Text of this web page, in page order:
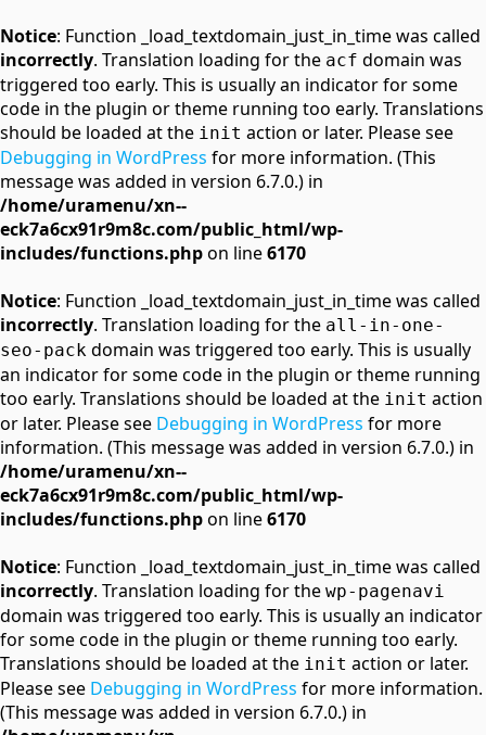
Notice: Function _load_textdomain_just_in_time was called
incorrectly. Translation loading for the acf domain was
triggered too early. This is usually an indicator for some
code in the plugin or theme running too early. Translations
should be loaded at the init action or later. Please see
Debugging in WordPress for more information. (This
message was added in version 6.7.0.) in
/home/uramenu/xn--
eck7a6cx91r9m8c.com/public_html/wp-
includes/functions.phpon line6170
Notice: Function _load_textdomain_just_in_time was called
incorrectly. Translation loading for the all-in-one-
seo-pack domain was triggered too early. This is usually
an indicator for some code in the plugin or theme running
too early. Translations should be loaded at the init action
or later. Please see Debugging in WordPress for more
information. (This message was added in version 6.7.0.) in
/home/uramenu/xn--
eck7a6cx91r9m8c.com/public_html/wp-
includes/functions.phpon line6170
Notice: Function _load_textdomain_just_in_time was called
incorrectly. Translation loading for the wp-pagenavi
domain was triggered too early. This is usually an indicator
for some code in the plugin or theme running too early.
Translations should be loaded at the init action or later.
Please see Debugging in WordPress for more information.
(This message was added in version 6.7.0.) in